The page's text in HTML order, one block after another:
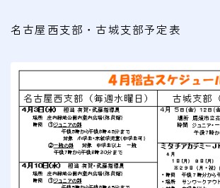
親子で学ぶ空手
練習会場
春日井市の道場
名古屋市西区の道場
清須市の道場
高蔵寺の道場
名古屋西支部・古城支部予定表